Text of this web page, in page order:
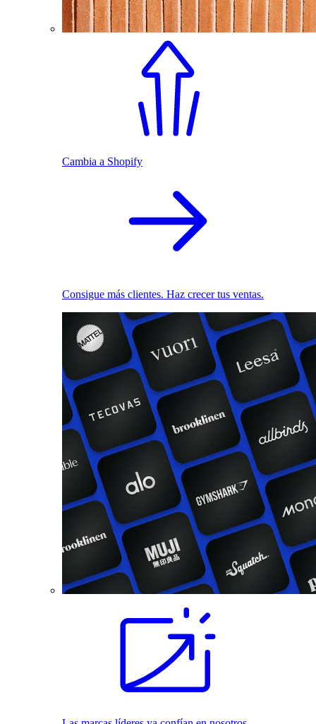
Cambia a Shopify
Consigue más clientes. Haz crecer tus ventas.